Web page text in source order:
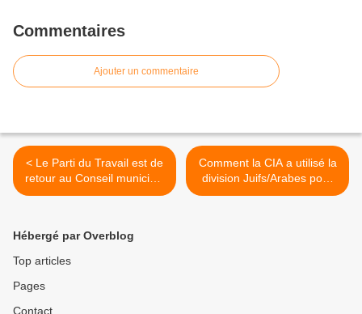
Commentaires
Ajouter un commentaire
< Le Parti du Travail est de
retour au Conseil municipal
en Ville de Genève!
Comment la CIA a utilisé la
division Juifs/Arabes pour
affaiblir le Parti Communiste
Hébergé par Overblog
Top articles
Pages
Contact